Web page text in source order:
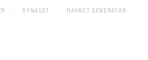
DYNASET MAGNET GENERATOR